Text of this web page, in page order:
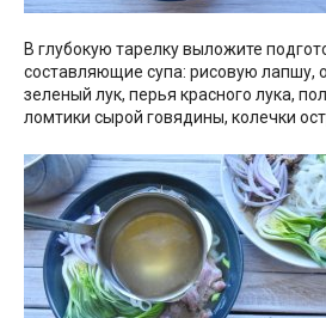
В глубокую тарелку выложите
составляющие супа: рисовую лапшу,
зеленый лук, перья красного лука,
ломтики сырой говядины, колечки